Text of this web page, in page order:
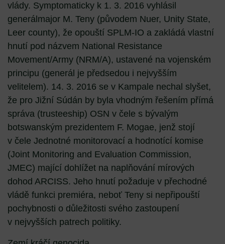
vlády. Symptomaticky k 1. 3. 2016 vyhlásil
generálmajor M. Teny (původem Nuer, Unity State,
Leer county), že opouští SPLM-IO a zakládá vlastní
hnutí pod názvem National Resistance
Movement/Army (NRM/A), ustavené na vojenském
principu (generál je předsedou i nejvyšším
velitelem). 14. 3. 2016 se v Kampale nechal slyšet,
že pro Jižní Súdán by byla vhodným řešením přímá
správa (trusteeship) OSN v čele s bývalým
botswanským prezidentem F. Mogae, jenž stojí
v čele Jednotné monitorovací a hodnotící komise
(Joint Monitoring and Evaluation Commission,
JMEC) mající dohlížet na naplňování mírových
dohod ARCISS. Jeho hnutí požaduje v přechodné
vládě funkci premiéra, neboť Teny si nepřipouští
pochybnosti o důležitosti svého zastoupení
v nejvyšších patrech politiky.